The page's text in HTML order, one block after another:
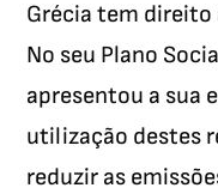
Grécia tem direito
No seu Plano
apresentou a sua
utilização destes
reduzir as